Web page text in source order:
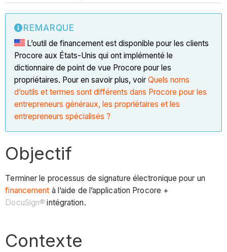
REMARQUE
L’outil de financement est disponible pour les clients
Procore aux États-Unis qui ont implémenté le
dictionnaire de point de vue Procore pour les
propriétaires. Pour en savoir plus, voirQuels noms
d’outils et termes sont différents dans Procore pour les
entrepreneurs généraux, les propriétaires et les
entrepreneurs spécialisés ?
Objectif
Terminer le processus de signature électronique pour un
financement à l’aide de l’application Procore +
DocuSign® intégration.
Contexte